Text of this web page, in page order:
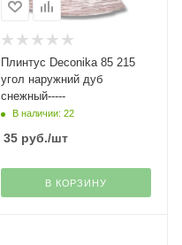
Плинтус Deconika 85 215
угол наружний дуб
снежный-----
В наличии: 22
35руб./шт
В КОРЗИНУ